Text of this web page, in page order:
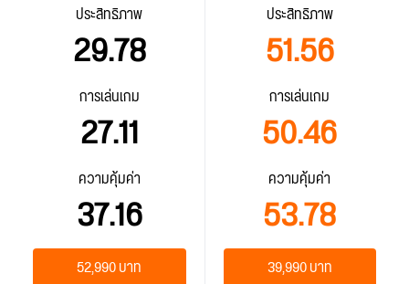
ประสิทธิภาพ
29.78
การเล่นเกม
27.11
ความคุ้มค่า
37.16
ประสิทธิภาพ
51.56
การเล่นเกม
50.46
ความคุ้มค่า
53.78
52,990 บาท 39,990 บาท